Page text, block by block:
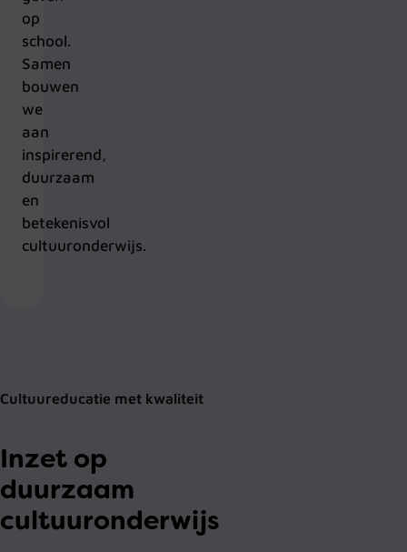
op
school.
Samen
bouwen
we
aan
inspirerend,
duurzaam
en
betekenisvol
cultuuronderwijs.
Inzet op
duurzaam
cultuuronderwijs
Cultuureducatie met kwaliteit